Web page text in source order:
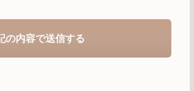
とはありません。
の内容で送信する